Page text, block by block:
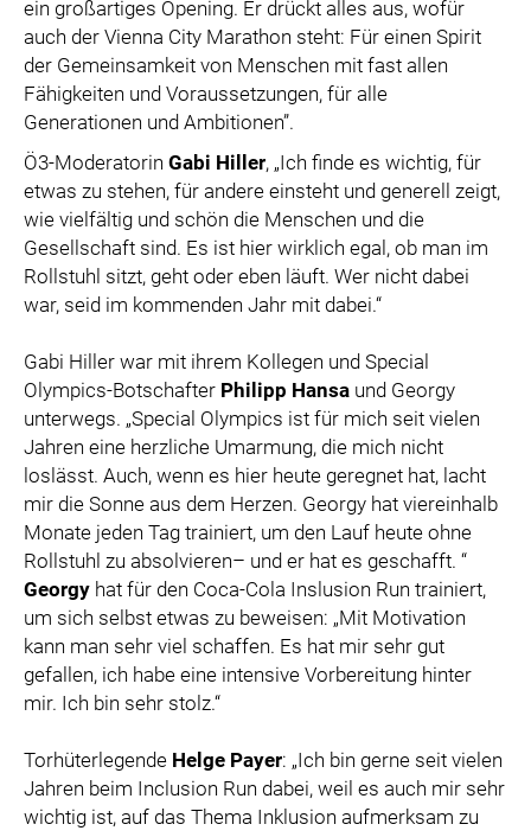
ein großartiges Opening. Er drückt alles aus, wofür
auch der Vienna City Marathon steht: Für einen Spirit
der Gemeinsamkeit von Menschen mit fast allen
Fähigkeiten und Voraussetzungen, für alle
Generationen und Ambitionen”.
Ö3-Moderatorin Gabi Hiller, „Ich finde es wichtig, für
etwas zu stehen, für andere einsteht und generell zeigt,
wie vielfältig und schön die Menschen und die
Gesellschaft sind. Es ist hier wirklich egal, ob man im
Rollstuhl sitzt, geht oder eben läuft. Wer nicht dabei
war, seid im kommenden Jahr mit dabei.“
Gabi Hiller war mit ihrem Kollegen und Special
Olympics-Botschafter Philipp Hansa und Georgy
unterwegs. „Special Olympics ist für mich seit vielen
Jahren eine herzliche Umarmung, die mich nicht
loslässt. Auch, wenn es hier heute geregnet hat, lacht
mir die Sonne aus dem Herzen. Georgy hat viereinhalb
Monate jeden Tag trainiert, um den Lauf heute ohne
Rollstuhl zu absolvieren– und er hat es geschafft. “
Georgy hat für den Coca-Cola Inslusion Run trainiert,
um sich selbst etwas zu beweisen: „Mit Motivation
kann man sehr viel schaffen. Es hat mir sehr gut
gefallen, ich habe eine intensive Vorbereitung hinter
mir. Ich bin sehr stolz.“
Torhüterlegende Helge Payer: „Ich bin gerne seit vielen
Jahren beim Inclusion Run dabei, weil es auch mir sehr
wichtig ist, auf das Thema Inklusion aufmerksam zu